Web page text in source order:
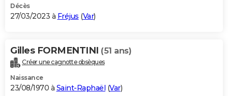
S'inscrire
Se connecter
Lycées
Collèges
Primaires
Universités
Entreprises
Service militaire
Avis de recherche
AVIS DE DÉCÈS
Bricolage
Lifestyle
Culture
Sport
Auto
Television
Voyage
Cinema
Décès
27/03/2023 à Fréjus (Var)
Gilles FORMENTINI (51 ans)
Créer une cagnotte obsèques
Naissance
23/08/1970 à Saint-Raphaël (Var)